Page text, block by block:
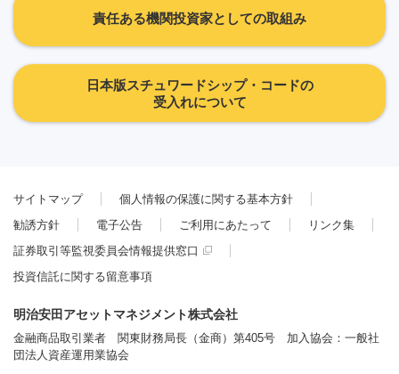
責任ある機関投資家としての取組み
日本版スチュワードシップ・コードの
受入れについて
サイトマップ
個人情報の保護に関する基本方針
勧誘方針
電子公告 ご利用にあたって
リンク集
証券取引等監視委員会情報提供窓口
投資信託に関する留意事項
明治安田アセットマネジメント株式会社
金融商品取引業者 関東財務局長（金商）第405号 加入協会：一般社
団法人資産運用業協会